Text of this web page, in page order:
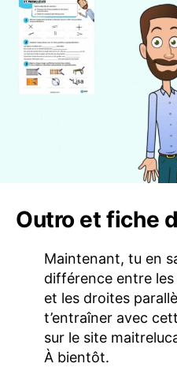
Outro et fiche
Maintenant, tu en
différence entre
et les droites
t’entraîner avec
sur le site
À bientôt.